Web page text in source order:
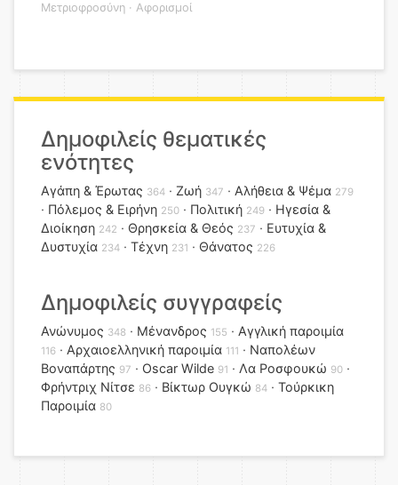
Μετριοφροσύνη · Αφορισμοί
Δημοφιλείς θεματικές
ενότητες
Αγάπη & Έρωτας 364 Ζωή 347 Αλήθεια & Ψέμα 279
Πόλεμος & Ειρήνη 250 Πολιτική 249
Ηγεσία &
Διοίκηση 242 Θρησκεία & Θεός 237
Ευτυχία &
Δυστυχία 234 Τέχνη 231 Θάνατος 226
Δημοφιλείς συγγραφείς
Ανώνυμος 348 Μένανδρος 155 Αγγλική παροιμία
116 Αρχαιοελληνική παροιμία 111
Ναπολέων
Βοναπάρτης 97 Oscar Wilde 91 Λα Ροσφουκώ 90
Φρήντριχ Νίτσε 86 Βίκτωρ Ουγκώ 84
Τούρκικη
Παροιμία 80